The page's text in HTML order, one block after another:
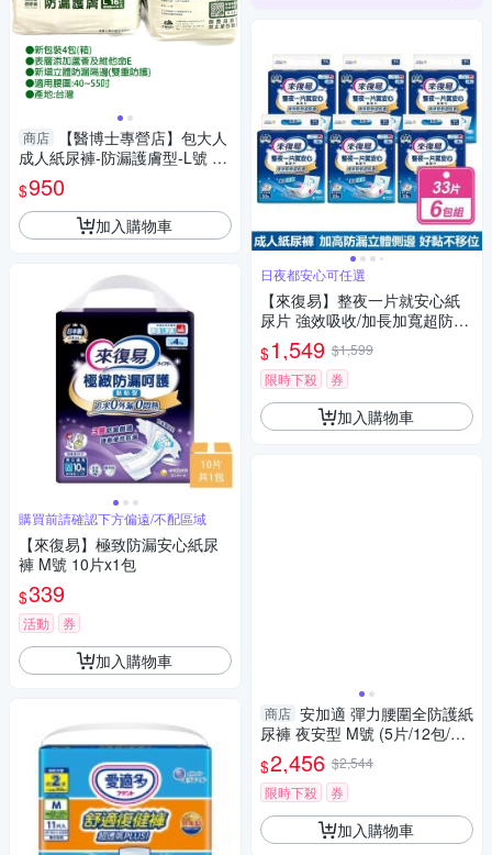
商店
【醫博士專營店】包大人
成人紙尿褲-防漏護膚型-L號 (1
6片 * 4包)
$950
加入購物車
購買前請確認下方偏遠/不配區域
【來復易】極致防漏安心紙尿
褲 M號 10片x1包
$339
活動 券
加入購物車
日夜都安心可任選
【來復易】整夜一片就安心紙
尿片 強效吸收/加長加寬超防漏
箱購 款式任選
$1,549 $1,599
限時下殺
券
加入購物車
商店 安加適 彈力腰圍全防護紙
尿褲 夜安型 M號 (5片/12包/箱)
【杏一】
$2,456 $2,544
限時下殺
券
加入購物車